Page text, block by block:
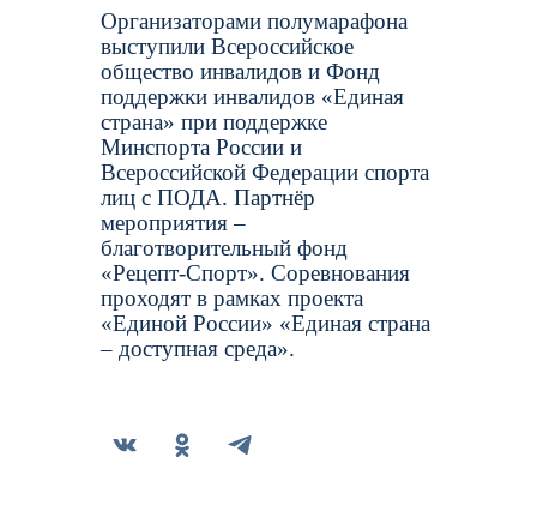
Организаторами полумарафона
выступили Всероссийское
общество инвалидов и Фонд
поддержки инвалидов «Единая
страна» при поддержке
Минспорта России и
Всероссийской Федерации спорта
лиц с ПОДА. Партнёр
мероприятия –
благотворительный фонд
«Рецепт-Спорт». Соревнования
проходят в рамках проекта
«Единой России» «Единая страна
– доступная среда».